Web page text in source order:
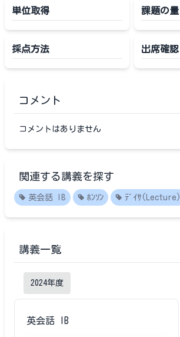
単位取得 課題の量
採点方法 出席確認
コメント
コメントはありません
関連する講義を探す
英会話 IB ﾎﾝｿﾝ ﾃﾞｲｻ(Lecture)
講義一覧
2024年度
英会話 IB